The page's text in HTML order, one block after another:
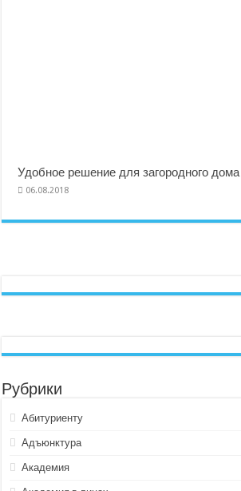
Удобное решение для загородного дома
06.08.2018
Рубрики
Абитуриенту
Адъюнктура
Академия